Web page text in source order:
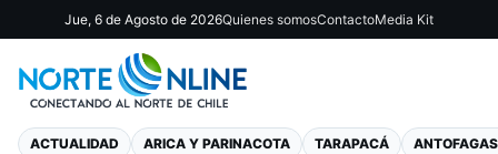
Jue, 6 de Agosto de 2026Quienes somosContactoMedia Kit
ACTUALIDAD ARICA Y PARINACOTA TARAPACÁ